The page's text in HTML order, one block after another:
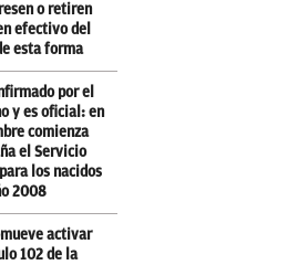
o retiren
efectivo del
esta forma
por el
y es oficial: en
comienza
el Servicio
los nacidos
2008
activar
102 de la